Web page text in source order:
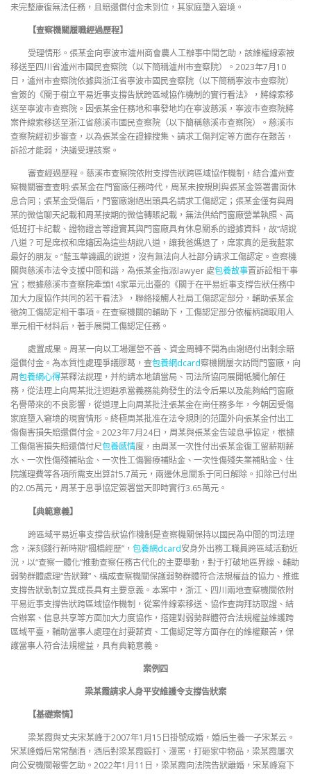
未完整康復無法任務，且賠還償付金未到位，其家庭墮入窘境。
【查察機關履職經過歷程】
受理情形。張某金向寧波市瀘州商會農人工辦事中間乞助，該維權線索被
移送至四川省瀘州市國民查察院（以下簡稱瀘州市查察院）。2023年7月10
日，瀘州市查察院依據與浙江省寧波市國民查察院（以下簡稱寧波市查察院）
會簽的《關于樹立平易近事支撐告狀跨區域協作機制的實行看法》，將線索移
送至寧波市查察院。因張某金任務地和事發地均在寧波慈溪，寧波市查察院將
案件線索移送至浙江省慈溪市國民查察院（以下簡稱慈溪市查察院）。慈溪市
查察院經初步審查，以為張某金在證據搜集、請求工傷判定等方面存在艱苦，
訴訟才能弱，決議受理該案。
審查經過歷程。慈溪市查察院依附支撐告狀跨區域協作機制，結合瀘州查
察機關審查查明:張某金在門窗廠任務時代，周某未按規則與張某金簽署書面休
息合同；張某金受傷后，門窗廠謝絕出頭具名請求工傷認定；張某金僅有與周
某的微信聊天記載和周某按期的微信轉賬記載，無法供給門窗廠營業執照、高
低班打卡記載、證物證言等證實其與門窗廠具有休息關系的證據資料，故“胡說
八道？可是席叔和席嬸因為這些胡說八道，讓我爸媽退了，席家真的是我藍家
最好的朋友。”藍玉華譏諷的說道，沒有無法向人社部分請求工傷認定。查察機
關與慈溪市法令支援中間和諧，為張某金指派lawyer 處包養故事置訴訟相干事
宜；根據慈溪市查察院牽頭14家單元出臺的《關于在平易近事支撐告狀任務中
加大力度協作共同的若干看法》，聯絡接觸人社局工傷認定部分，輔助張某金
徵詢工傷認定相干事項。在查察機關的輔助下，工傷認定部分依權柄調取用人
單元相干材料后，著手展開工傷認定任務。
處置成果。周某一向以工場運營不善、資金周轉不開為由謝絕付出剩余賠
還償付金。為本質性處理爭議膠葛，查包養網dcard察機關屢次訪問門窗廠，向
周包養網心得某釋法說理，并約請本地鎮當局、司法所協同展開牴觸化解任
務，從法理上向周某批注迴避承當義務能夠發生的法令后果以及能夠給門窗廠
名譽帶來的不良影響，從道理上向周某批注張某金在崗任務多年，今朝因受傷
家庭墮入窘境的現實情形。終極周某批准在法令規則的范圍外向張某金付出工
傷傷害損失賠還償付金。2023年7月24日，周某與張某金告竣息爭協定，根據
工傷傷害損失賠還償付尺包養感情度，由周某一次性付出張某金復工留薪期薪
水、一次性傷殘補貼金、一次性工傷醫療補貼金、一次性傷殘失業補貼金、住
院護理費等各項所需支出算計5.7萬元，兩邊休息關系于同日解除。扣除已付出
的2.05萬元，周某于息爭協定簽署當天即時實行3.65萬元。
【典範意義】
跨區域平易近事支撐告狀協作機制是查察機關保持以國民為中間的司法理
念，深刻踐行新時期“楓橋經歷”， 包養網dcard安身外出務工職員跨區域活動近
況，以“查察一體化”推動查察任務古代化的主要舉動，對于打破地區界線、輔助
弱勢群體處理“告狀難”、構成查察機關保護弱勢群體符合法規權益的協力、推進
支撐告狀軌制立異成長具有主要意義。本案中，浙江、四川兩地查察機關依附
平易近事支撐告狀跨區域協作機制，從案件線索移送、協作查詢拜訪取證、結
合辦案、信息共享等方面加大力度協作，搭建對弱勢群體符合法規權益維護跨
區域平臺，輔助當事人處理在討要薪資、工傷認定等方面存在的維權艱苦，保
護當事人符合法規權益，具有典範意義。
案例四
梁某霞請求人身平安維護令支撐告狀案
【基礎案情】
梁某霞與丈夫宋某峰于2007年1月15日掛號成婚，婚后生養一子宋某云。
宋某峰婚后常常酗酒，酒后對梁某霞毆打、漫罵，打砸家中物品，梁某霞屢次
向公安機關報警乞助。2022年1月11日，梁某霞向法院告狀離婚，宋某峰寫下